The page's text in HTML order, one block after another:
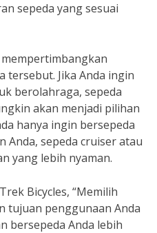
sepeda yang sesuai
tersebut. Jika Anda ingin
berolahraga, sepeda
akan menjadi pilihan
hanya ingin bersepeda
Anda, sepeda cruiser atau
yang lebih nyaman.
Bicycles, “Memilih
tujuan penggunaan Anda
bersepeda Anda lebih